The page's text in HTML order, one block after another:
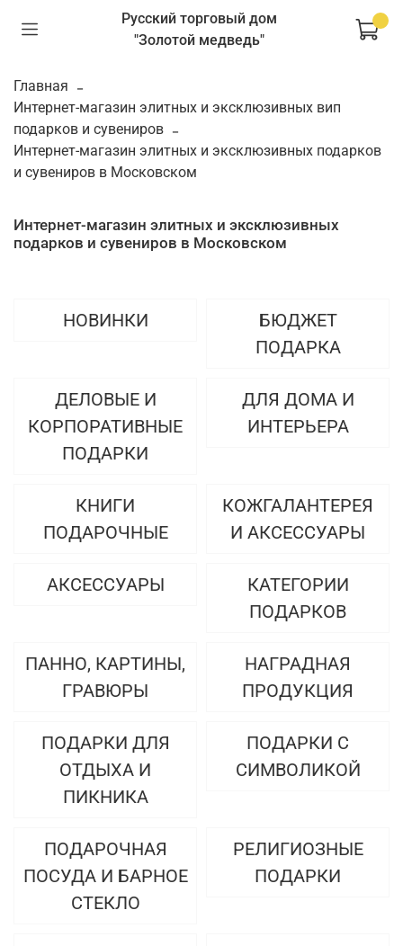
Русский торговый дом
"Золотой медведь"
Главная
Интернет-магазин элитных и эксклюзивных вип
подарков и сувениров
Интернет-магазин элитных и эксклюзивных подарков
и сувениров в Московском
Интернет-магазин элитных и эксклюзивных
подарков и сувениров в Московском
НОВИНКИ
БЮДЖЕТ
ПОДАРКА
ДЕЛОВЫЕ И
КОРПОРАТИВНЫЕ
ПОДАРКИ
ДЛЯ ДОМА И
ИНТЕРЬЕРА
КНИГИ
ПОДАРОЧНЫЕ
КОЖГАЛАНТЕРЕЯ
И АКСЕССУАРЫ
АКСЕССУАРЫ
КАТЕГОРИИ
ПОДАРКОВ
ПАННО, КАРТИНЫ,
ГРАВЮРЫ
НАГРАДНАЯ
ПРОДУКЦИЯ
ПОДАРКИ ДЛЯ
ОТДЫХА И
ПИКНИКА
ПОДАРКИ С
СИМВОЛИКОЙ
ПОДАРОЧНАЯ
ПОСУДА И БАРНОЕ
СТЕКЛО
РЕЛИГИОЗНЫЕ
ПОДАРКИ